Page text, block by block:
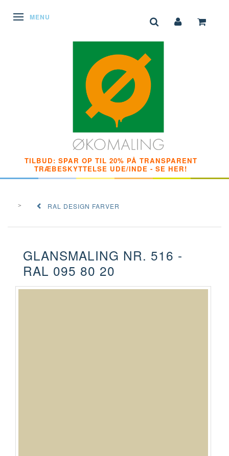
SKIFTE NAVIGATION
MENU
TILBUD: SPAR OP TIL 20% PÅ TRANSPARENT
TRÆBESKYTTELSE UDE/INDE - SE HER!
RAL DESIGN FARVER
GLANSMALING NR. 516 -
RAL 095 80 20